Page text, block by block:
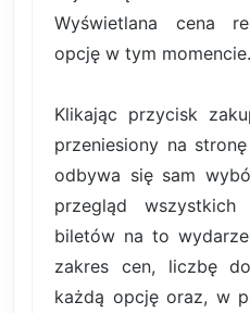
Wyświetlana cena
opcję w tym momencie.
Klikając przycisk
przeniesiony na
odbywa się sam
przegląd wszystkich
biletów na to
zakres cen, liczbę
każdą opcję oraz, w